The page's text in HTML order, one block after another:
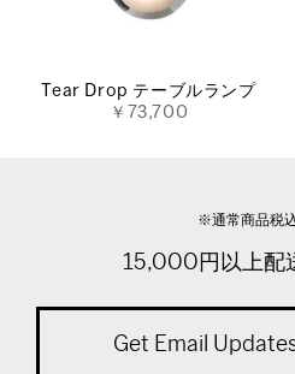
Tear Drop テーブルランプ
￥73,700
※通常商品税
15,000円以上配
Get Email